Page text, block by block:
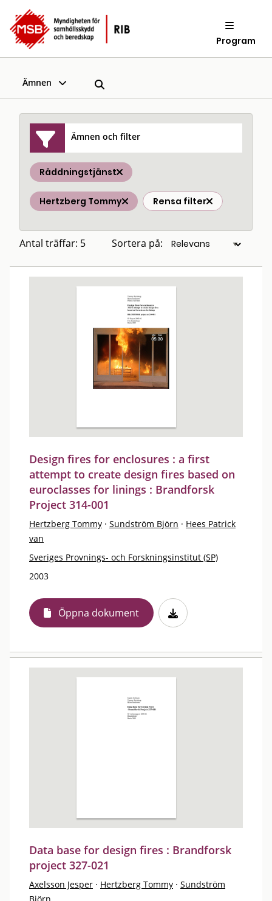
Program
Ämnen
Ämnen och filter
Räddningstjänst
Hertzberg Tommy Rensa filter
Antal träffar: 5 Sortera på:
Design fires for enclosures : a first
attempt to create design fires based on
euroclasses for linings : Brandforsk
Project 314-001
Hertzberg Tommy · Sundström Björn · Hees Patrick
van
Sveriges Provnings- och Forskningsinstitut (SP)
2003
Öppna dokument
Data base for design fires : Brandforsk
project 327-021
Axelsson Jesper · Hertzberg Tommy · Sundström
Björn